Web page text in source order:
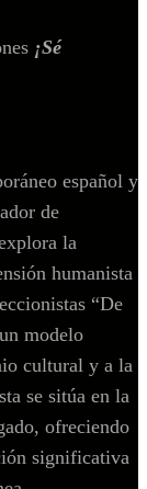
¡Sé
español y
de
la
humanista
“De
modelo
cultural y a la
se sitúa en la
ofreciendo
significativa